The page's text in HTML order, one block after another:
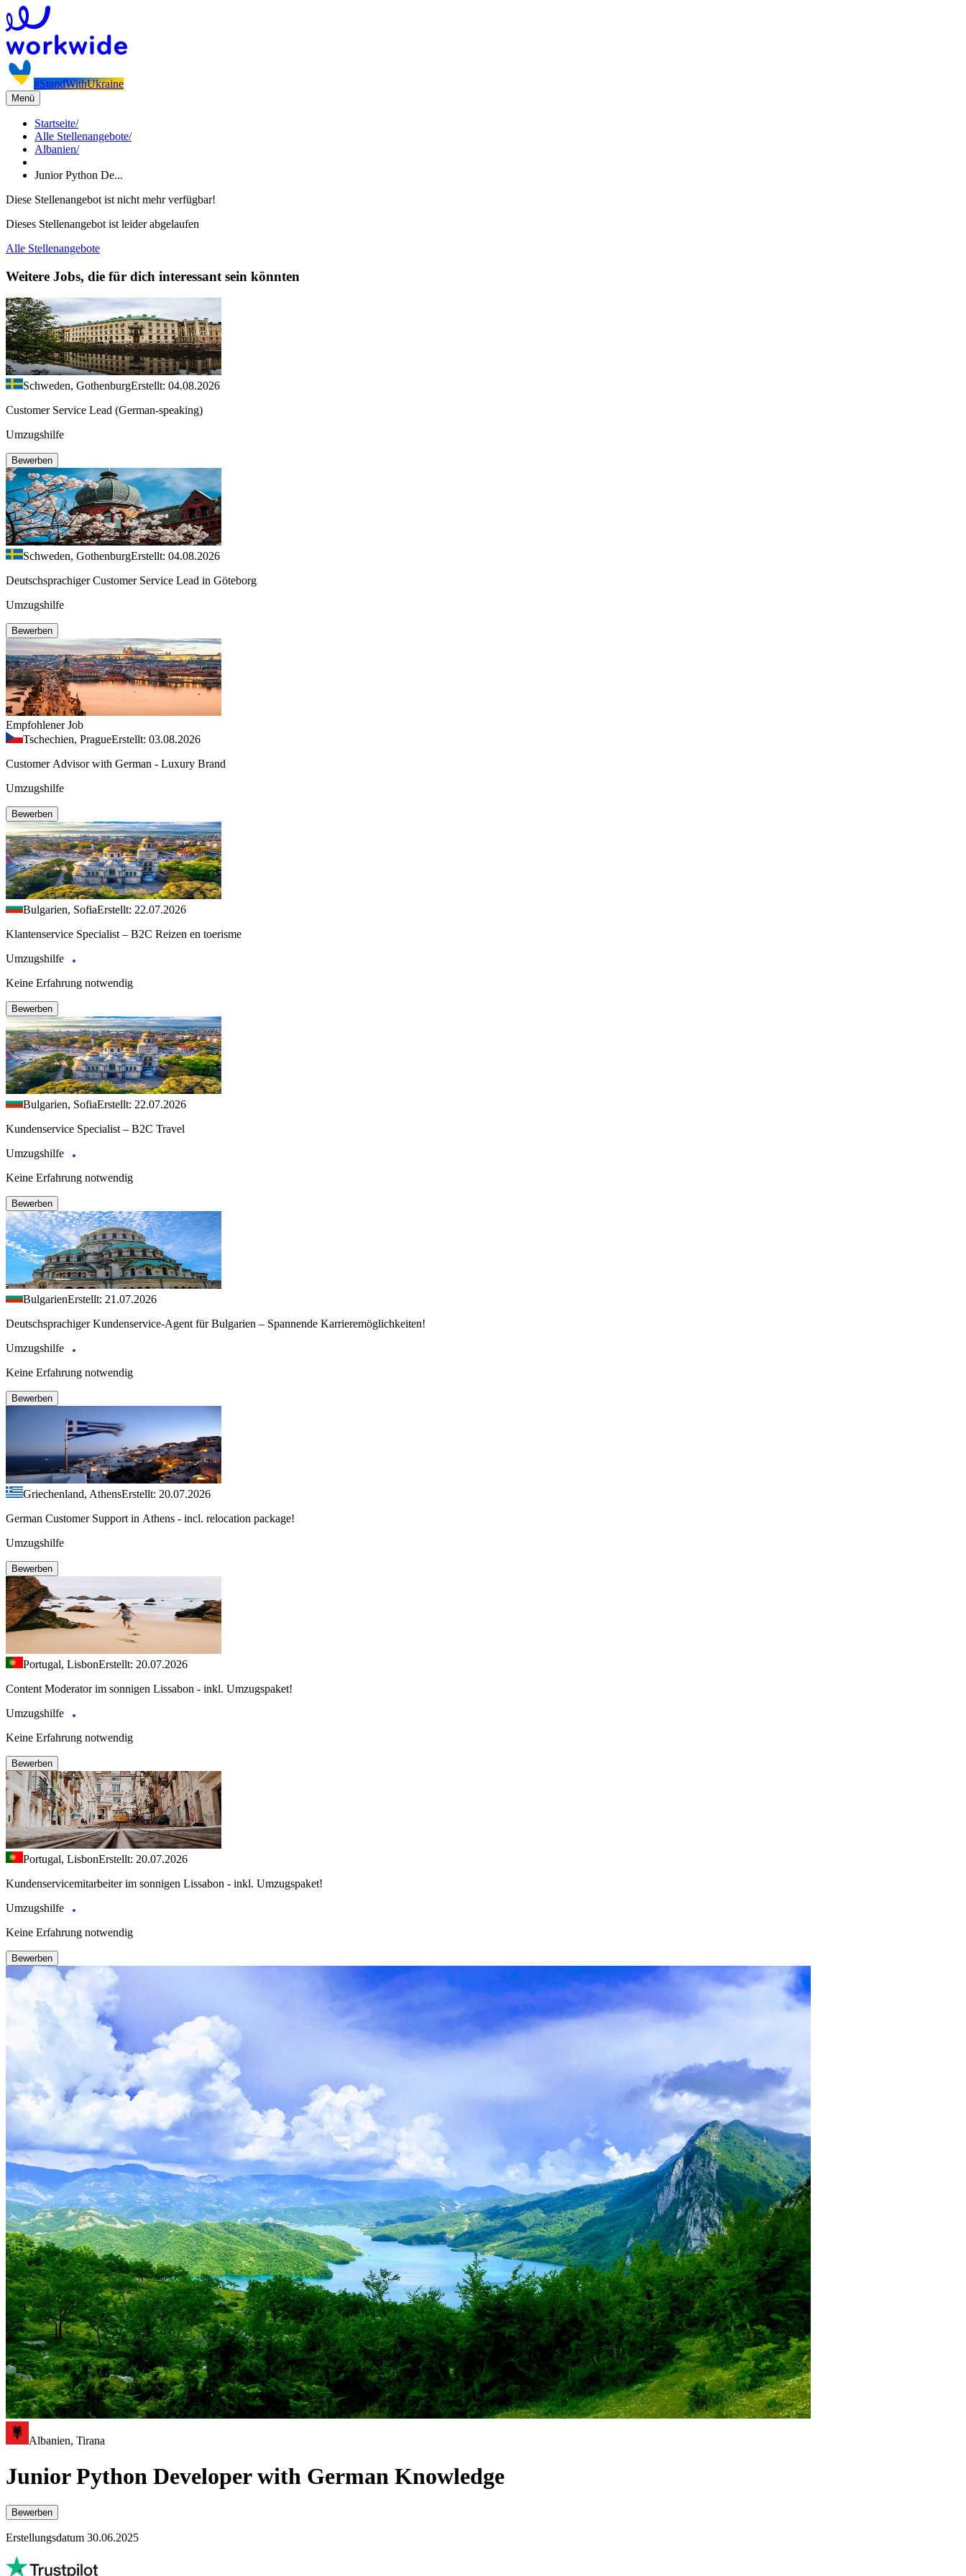
#StandWithUkraine
Menü
Startseite/
Alle Stellenangebote/
Albanien/
Junior Python De...
Diese Stellenangebot ist nicht mehr verfügbar!
Dieses Stellenangebot ist leider abgelaufen
Alle Stellenangebote
Weitere Jobs, die für dich interessant sein könnten
Schweden, GothenburgErstellt: 04.08.2026
Customer Service Lead (German-speaking)
Umzugshilfe
Bewerben
Schweden, GothenburgErstellt: 04.08.2026
Deutschsprachiger Customer Service Lead in Göteborg
Umzugshilfe
Bewerben
Empfohlener Job
Tschechien, PragueErstellt: 03.08.2026
Customer Advisor with German - Luxury Brand
Umzugshilfe
Bewerben
Bulgarien, SofiaErstellt: 22.07.2026
Klantenservice Specialist – B2C Reizen en toerisme
Umzugshilfe
Keine Erfahrung notwendig
Bewerben
Bulgarien, SofiaErstellt: 22.07.2026
Kundenservice Specialist – B2C Travel
Umzugshilfe
Keine Erfahrung notwendig
Bewerben
BulgarienErstellt: 21.07.2026
Deutschsprachiger Kundenservice-Agent für Bulgarien – Spannende Karrieremöglichkeiten!
Umzugshilfe
Keine Erfahrung notwendig
Bewerben
Griechenland, AthensErstellt: 20.07.2026
German Customer Support in Athens - incl. relocation package!
Umzugshilfe
Bewerben
Portugal, LisbonErstellt: 20.07.2026
Content Moderator im sonnigen Lissabon - inkl. Umzugspaket!
Umzugshilfe
Keine Erfahrung notwendig
Bewerben
Portugal, LisbonErstellt: 20.07.2026
Kundenservicemitarbeiter im sonnigen Lissabon - inkl. Umzugspaket!
Umzugshilfe
Keine Erfahrung notwendig
Bewerben
Albanien, Tirana
Junior Python Developer with German Knowledge
Bewerben
Erstellungsdatum 30.06.2025